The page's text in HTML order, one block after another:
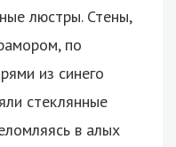
люстры. Стены,
по
из синего
стеклянные
в алых